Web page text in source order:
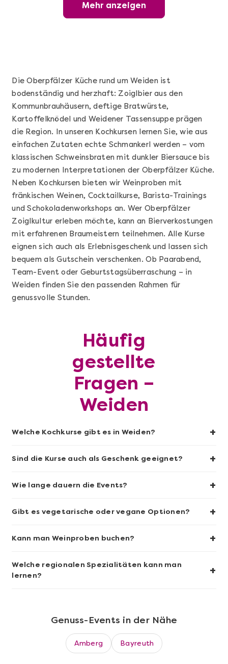
Wunderschöner Weinabend
Mehr anzeigen
Sushi Basic Kurs Bonn
Geschenkbox 100€
Sushi-Kochkurs@Home
Mehr anzeigen
Die Oberpfälzer Küche rund um Weiden ist
bodenständig und herzhaft: Zoiglbier aus den
Kommunbrauhäusern, deftige Bratwürste,
Kartoffelknödel und Weidener Tassensuppe prägen
die Region. In unseren Kochkursen lernen Sie, wie aus
einfachen Zutaten echte Schmankerl werden – vom
klassischen Schweinsbraten mit dunkler Biersauce bis
zu modernen Interpretationen der Oberpfälzer Küche.
Neben Kochkursen bieten wir Weinproben mit
fränkischen Weinen, Cocktailkurse, Barista-Trainings
und Schokoladenworkshops an. Wer Oberpfälzer
Zoiglkultur erleben möchte, kann an Bierverkostungen
mit erfahrenen Braumeistern teilnehmen. Alle Kurse
eignen sich auch als Erlebnisgeschenk und lassen sich
bequem als Gutschein verschenken. Ob Paarabend,
Team-Event oder Geburtstagsüberraschung – in
Weiden finden Sie den passenden Rahmen für
genussvolle Stunden.
Häufig
gestellte
Fragen –
Weiden
Welche Kochkurse gibt es in Weiden? +
Sind die Kurse auch als Geschenk geeignet? +
Wie lange dauern die Events? +
Gibt es vegetarische oder vegane Optionen? +
Kann man Weinproben buchen? +
Welche regionalen Spezialitäten kann man
lernen?
+
Genuss-Events in der Nähe
Amberg Bayreuth